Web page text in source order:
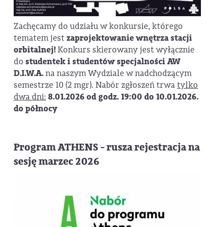
Zachęcamy do udziału w konkursie, którego
tematem jest zaprojektowanie wnętrza stacji
orbitalnej!Konkurs skierowany jest wyłącznie
do studentek i studentów specjalności AW
D.I.W.A.na naszym Wydziale w nadchodzącym
semestrze 10 (2 mgr). Nabór zgłoszeń trwatylko
dwa dni: 8.01.2026 od godz. 19:00 do 10.01.2026.
do północy
Program ATHENS - rusza rejestracja na
sesję marzec 2026